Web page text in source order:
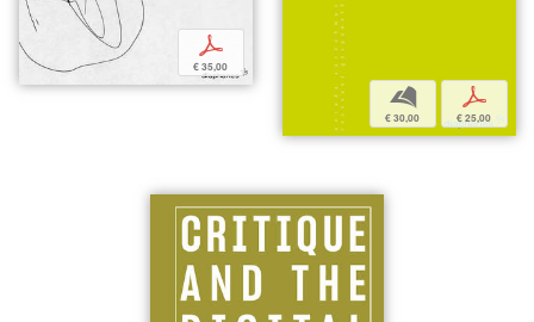
p
€ 35,00
b
€ 30,00
p
€ 25,00